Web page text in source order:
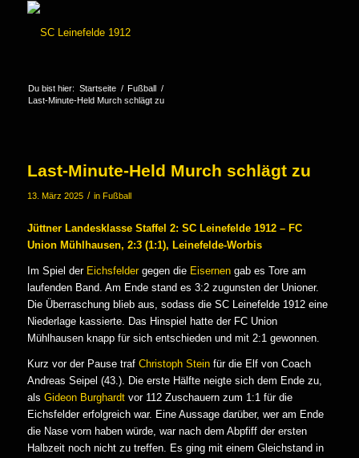
Du bist hier: Startseite / Fußball /
Last-Minute-Held Murch schlägt zu
Last-Minute-Held Murch schlägt zu
13. März 2025 / in Fußball
Jüttner Landesklasse Staffel 2: SC Leinefelde 1912 – FC
Union Mühlhausen, 2:3 (1:1), Leinefelde-Worbis
Im Spiel der Eichsfeldergegen die Eisernengab es Tore am
laufenden Band. Am Ende stand es 3:2 zugunsten der Unioner.
Die Überraschung blieb aus, sodass die SC Leinefelde 1912 eine
Niederlage kassierte. Das Hinspiel hatte der FC Union
Mühlhausen knapp für sich entschieden und mit 2:1 gewonnen.
Kurz vor der Pause traf Christoph Steinfür die Elf von Coach
Andreas Seipel (43.). Die erste Hälfte neigte sich dem Ende zu,
als Gideon Burghardtvor 112 Zuschauern zum 1:1 für die
Eichsfelder erfolgreich war. Eine Aussage darüber, wer am Ende
die Nase vorn haben würde, war nach dem Abpfiff der ersten
Halbzeit noch nicht zu treffen. Es ging mit einem Gleichstand in